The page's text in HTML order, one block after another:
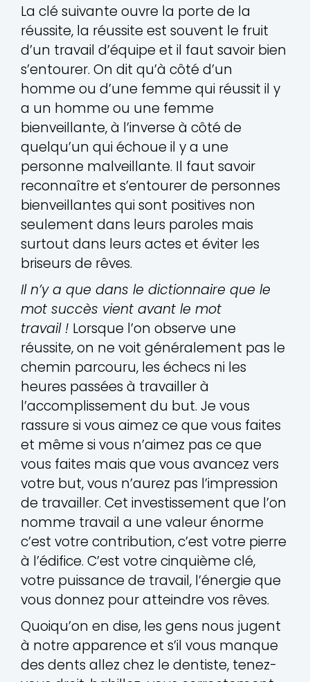
La clé suivante ouvre la porte de la
réussite, la réussite est souvent le fruit
d’un travail d’équipe et il faut savoir bien
s’entourer. On dit qu’à côté d’un
homme ou d’une femme qui réussit il y
a un homme ou une femme
bienveillante, à l’inverse à côté de
quelqu’un qui échoue il y a une
personne malveillante. Il faut savoir
reconnaître et s’entourer de personnes
bienveillantes qui sont positives non
seulement dans leurs paroles mais
surtout dans leurs actes et éviter les
briseurs de rêves.
Il n’y a que dans le dictionnaire que le
mot succès vient avant le mot
travail ! Lorsque l’on observe une
réussite, on ne voit généralement pas le
chemin parcouru, les échecs ni les
heures passées à travailler à
l’accomplissement du but. Je vous
rassure si vous aimez ce que vous faites
et même si vous n’aimez pas ce que
vous faites mais que vous avancez vers
votre but, vous n’aurez pas l’impression
de travailler. Cet investissement que l’on
nomme travail a une valeur énorme
c’est votre contribution, c’est votre pierre
à l’édifice. C’est votre cinquième clé,
votre puissance de travail, l’énergie que
vous donnez pour atteindre vos rêves.
Quoiqu’on en dise, les gens nous jugent
à notre apparence et s’il vous manque
des dents allez chez le dentiste, tenez-